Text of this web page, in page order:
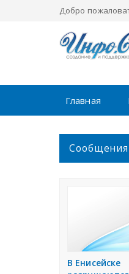
Добро
Главная
Сообщения
В Енисейске